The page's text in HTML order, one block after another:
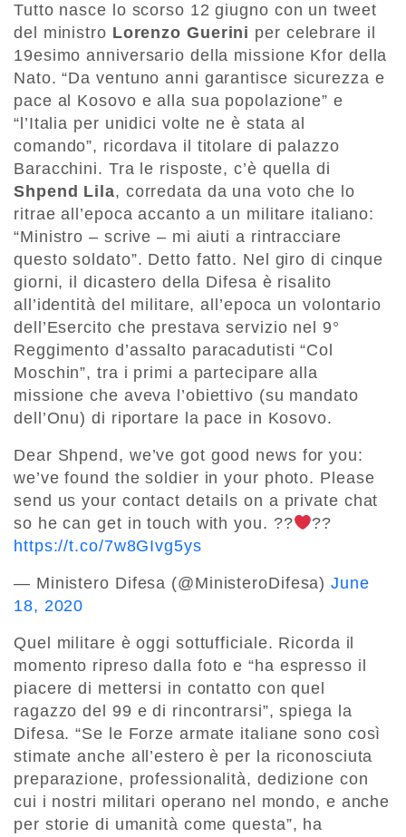
Tutto nasce lo scorso 12 giugno con un tweet
del ministro Lorenzo Guerini per celebrare il
19esimo anniversario della missione Kfor della
Nato. “Da ventuno anni garantisce sicurezza e
pace al Kosovo e alla sua popolazione” e
“l’Italia per unidici volte ne è stata al
comando”, ricordava il titolare di palazzo
Baracchini. Tra le risposte, c’è quella di
Shpend Lila, corredata da una voto che lo
ritrae all’epoca accanto a un militare italiano:
“Ministro – scrive – mi aiuti a rintracciare
questo soldato”. Detto fatto. Nel giro di cinque
giorni, il dicastero della Difesa è risalito
all’identità del militare, all’epoca un volontario
dell’Esercito che prestava servizio nel 9°
Reggimento d’assalto paracadutisti “Col
Moschin”, tra i primi a partecipare alla
missione che aveva l’obiettivo (su mandato
dell’Onu) di riportare la pace in Kosovo.
Dear Shpend, we’ve got good news for you:
we’ve found the soldier in your photo. Please
send us your contact details on a private chat
so he can get in touch with you. ??
??
https://t.co/7w8GIvg5ys
— Ministero Difesa (@MinisteroDifesa)June
18, 2020
Quel militare è oggi sottufficiale. Ricorda il
momento ripreso dalla foto e “ha espresso il
piacere di mettersi in contatto con quel
ragazzo del 99 e di rincontrarsi”, spiega la
Difesa. “Se le Forze armate italiane sono così
stimate anche all’estero è per la riconosciuta
preparazione, professionalità, dedizione con
cui i nostri militari operano nel mondo, e anche
per storie di umanità come questa”, ha